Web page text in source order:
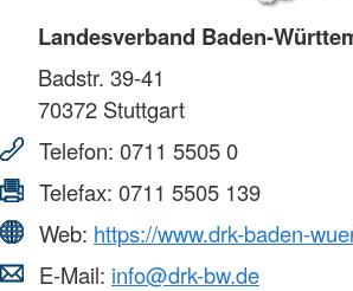
Landesverband Baden-
Badstr. 39-41
70372 Stuttgart
Telefon: 0711 5505 0
Telefax: 0711 5505 139
Web: https://www.drk-baden-
E-Mail: info@drk-bw.de